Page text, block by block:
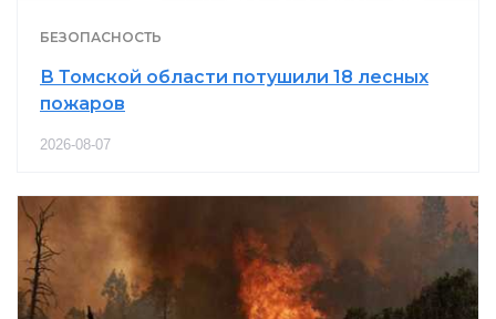
БЕЗОПАСНОСТЬ
В Томской области потушили 18 лесных
пожаров
2026-08-07